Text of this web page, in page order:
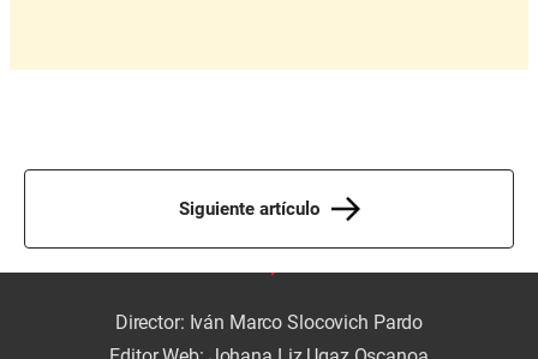
Siguiente artículo
Director: Iván Marco Slocovich Pardo